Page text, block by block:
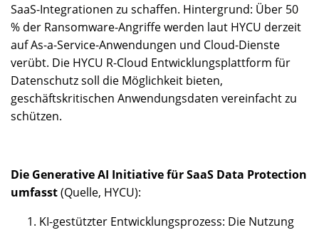
SaaS-Integrationen zu schaffen. Hintergrund: Über 50
% der Ransomware-Angriffe werden laut HYCU derzeit
auf As-a-Service-Anwendungen und Cloud-Dienste
verübt. Die HYCU R-Cloud Entwicklungsplattform für
Datenschutz soll die Möglichkeit bieten,
geschäftskritischen Anwendungsdaten vereinfacht zu
schützen.
Die Generative AI Initiative für SaaS Data Protection
umfasst(Quelle, HYCU):
KI-gestützter Entwicklungsprozess: Die Nutzung